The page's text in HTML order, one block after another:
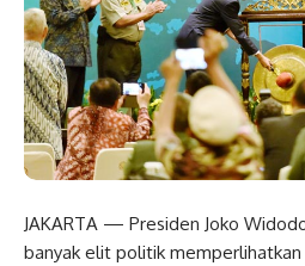
JAKARTA — Presiden Joko
banyak elit politik